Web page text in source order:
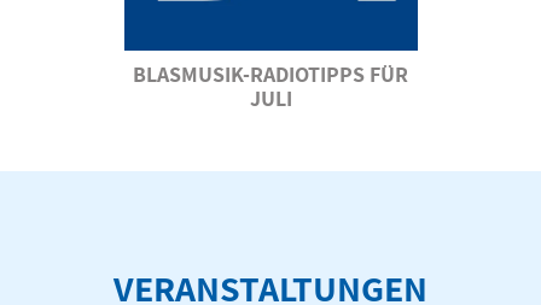
BLASMUSIK-RADIOTIPPS FÜR
JULI
VERANSTALTUNGEN